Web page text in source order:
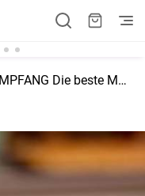
VIDEOEMPFANG Die beste Mandarinen-Schmandkuchen